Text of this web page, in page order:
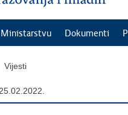
Dokumenti
Vijesti